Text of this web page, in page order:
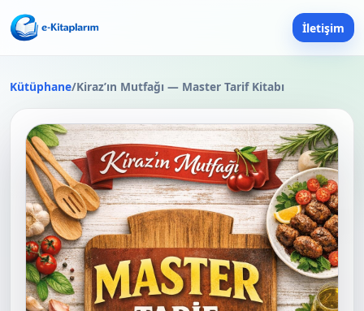
İletişim
Kütüphane/Kiraz’ın Mutfağı — Master Tarif Kitabı